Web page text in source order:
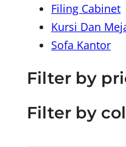
Filing Cabinet
Kursi Dan
Sofa Kantor
Filter by
Filter by